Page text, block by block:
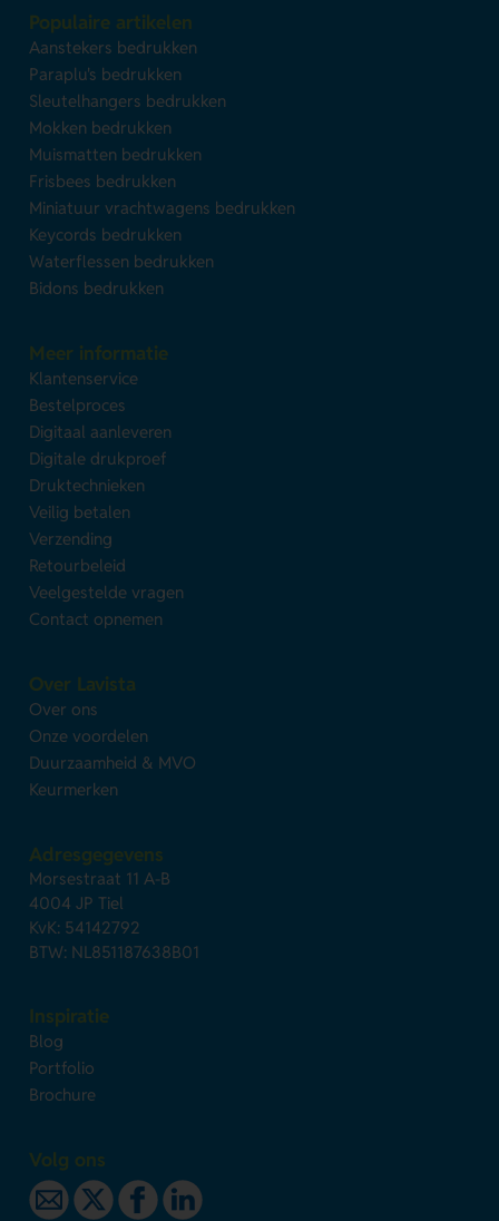
Populaire artikelen
Aanstekers bedrukken
Paraplu's bedrukken
Sleutelhangers bedrukken
Mokken bedrukken
Muismatten bedrukken
Frisbees bedrukken
Miniatuur vrachtwagens bedrukken
Keycords bedrukken
Waterflessen bedrukken
Bidons bedrukken
Meer informatie
Klantenservice
Bestelproces
Digitaal aanleveren
Digitale drukproef
Druktechnieken
Veilig betalen
Verzending
Retourbeleid
Veelgestelde vragen
Contact opnemen
Over Lavista
Over ons
Onze voordelen
Duurzaamheid & MVO
Keurmerken
Adresgegevens
Morsestraat 11 A-B
4004 JP Tiel
KvK: 54142792
BTW: NL851187638B01
Inspiratie
Blog
Portfolio
Brochure
Volg ons